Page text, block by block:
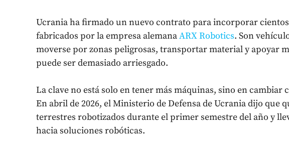
Ucrania ha firmado un nuevo contrato para incorporar
fabricados por la empresa alemanaARX Robotics. Son
moverse por zonas peligrosas, transportar material y apoyar
puede ser demasiado arriesgado.
La clave no está solo en tener más máquinas, sino en cambiar
En abril de 2026, el Ministerio de Defensa de Ucrania dijo que
terrestres robotizados durante el primer semestre del año y
hacia soluciones robóticas.